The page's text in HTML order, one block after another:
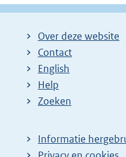
Over deze website
Contact
English
Help
Zoeken
Informatie